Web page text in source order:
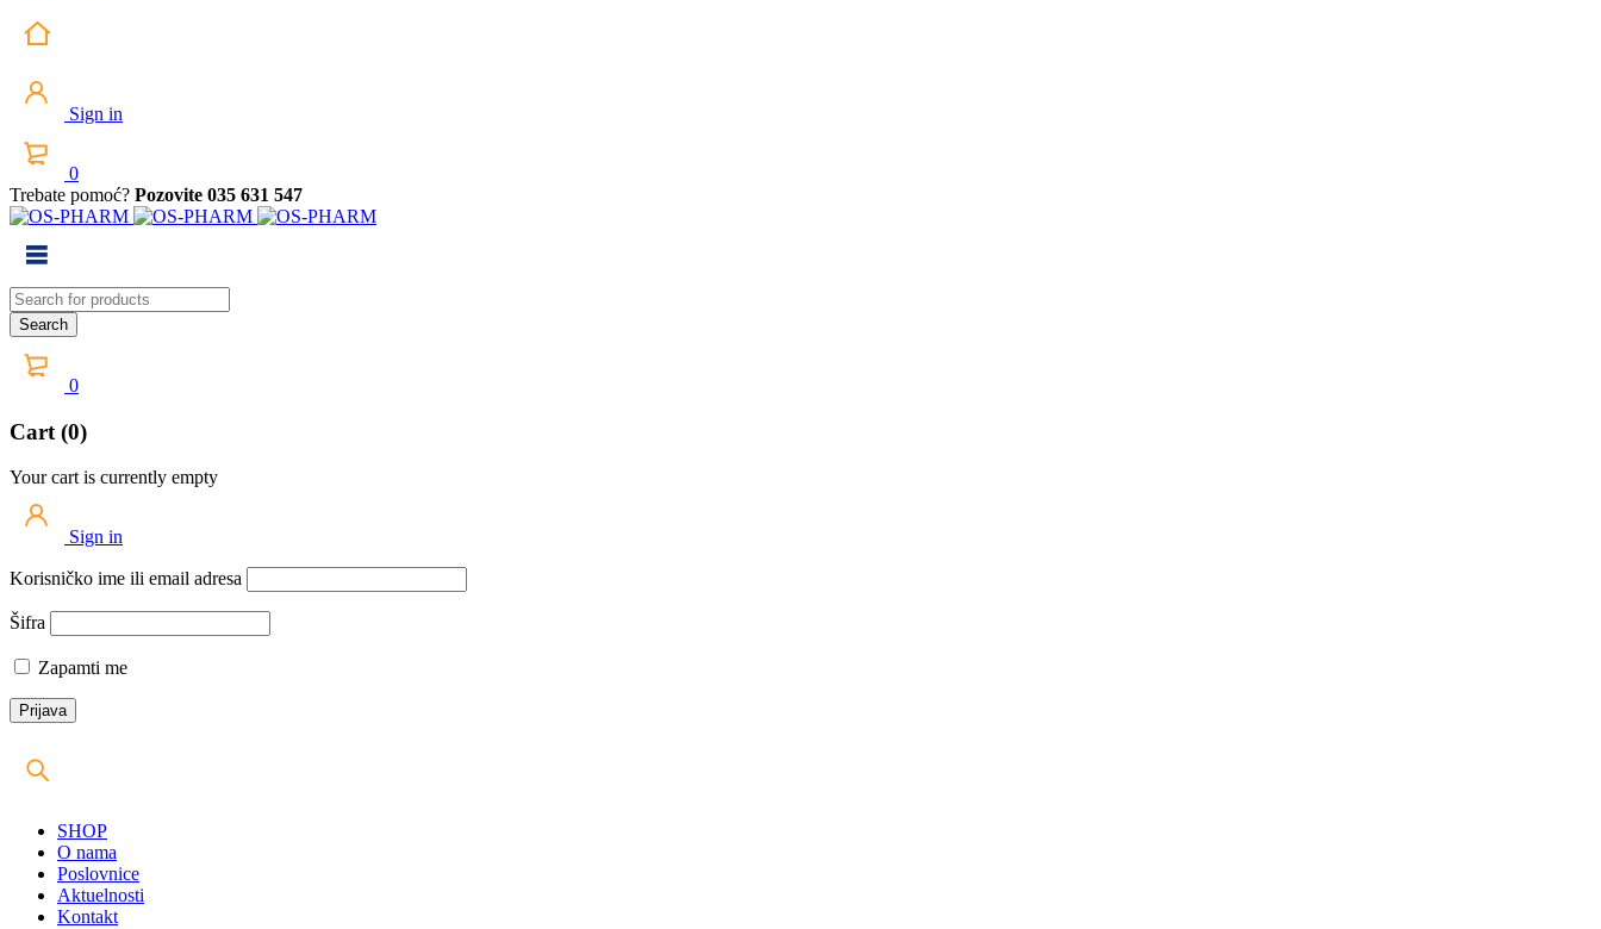
Sign in
0
Trebate pomoć? Pozovite 035 631 547
0
Cart (0)
Your cart is currently empty
Sign in
Korisničko ime ili email adresa
Šifra
Zapamti me
SHOP
O nama
Poslovnice
Aktuelnosti
Kontakt